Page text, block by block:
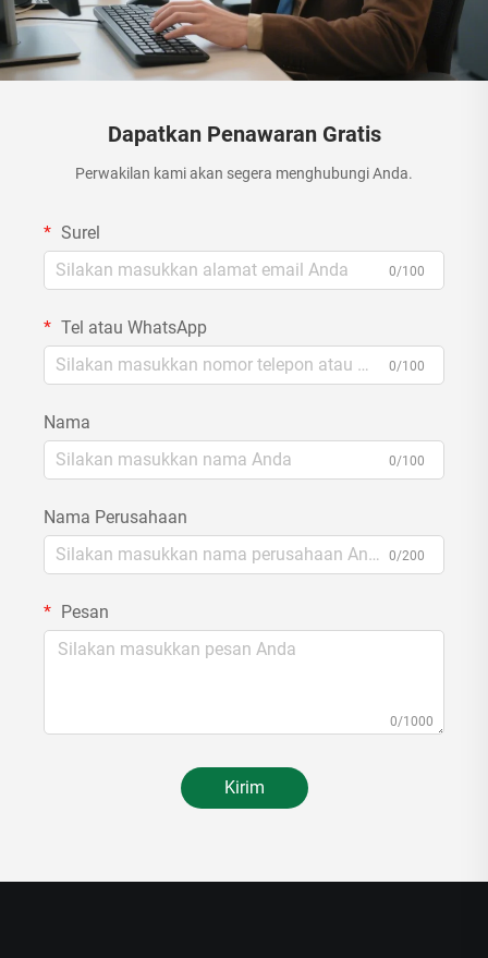
Dapatkan Penawaran Gratis
Perwakilan kami akan segera menghubungi Anda.
Surel
0/100
Tel atau WhatsApp
0/100
Nama
0/100
Nama Perusahaan
0/200
Pesan
0/1000
Kirim